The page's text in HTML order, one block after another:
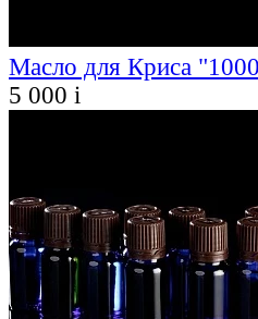
Масло для Криса
5 000 i